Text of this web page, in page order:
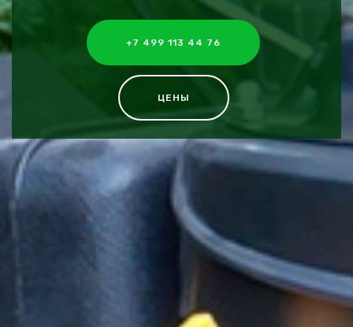
+7 499 113 44 76
ЦЕНЫ